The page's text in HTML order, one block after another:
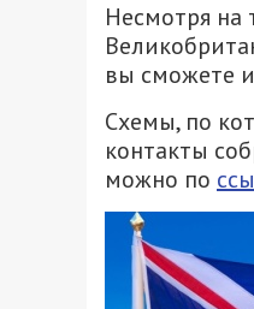
Несмотря на
вы сможете
Схемы, по
контакты
можно по